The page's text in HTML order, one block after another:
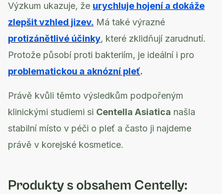
Výzkum ukazuje, že urychluje hojení a dokáže
zlepšit vzhled jizev. Má také výrazné
protizánětlivé účinky, které zklidňují zarudnutí.
Protože působí proti bakteriím, je ideální i pro
problematickou a aknózní pleť.
Právě kvůli těmto výsledkům podpořeným
klinickými studiemi si Centella Asiatica našla
stabilní místo v péči o pleť a často ji najdeme
právě v korejské kosmetice.
Produkty s obsahem Centelly: